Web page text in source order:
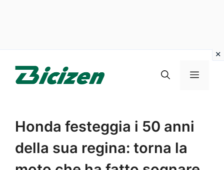
Menu
Honda festeggia i 50 anni
della sua regina: torna la